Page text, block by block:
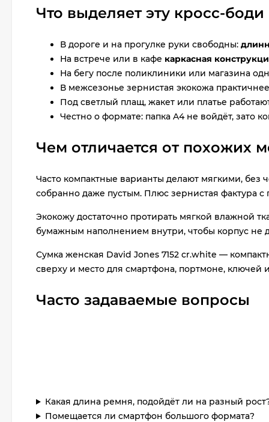
Что выделяет эту кросс-боди
В дороге и на прогулке руки свободны:
На встрече или в кафе каркасная
На бегу после поликлиники или магазина
В межсезонье зернистая экокожа
Под светлый плащ, жакет или платье
Честно о формате: папка A4 не войдёт, зато
Чем отличается от похожих
Часто компактные варианты делают мягкими, без
собранно даже пустым. Плюс зернистая фактура
Экокожу достаточно протирать мягкой влажной
бумажным наполнением внутри, чтобы корпус не
Сумка женская David Jones 7152 cr.white —
сверху и место для смартфона, портмоне, ключей
Часто задаваемые вопросы
Какая длина ремня, подойдёт ли на разный
Помещается ли смартфон большого формата?